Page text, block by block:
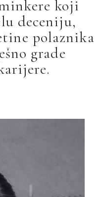
koji
deceniju,
polaznika
grade